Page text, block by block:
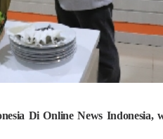
Di Online News Indonesia,